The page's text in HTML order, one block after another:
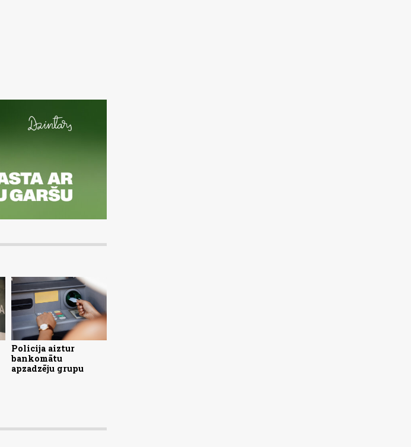
Policija aiztur
bankomātu
apzadzēju grupu